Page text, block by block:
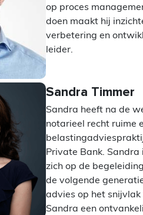
op proces
doen maakt hij
verbetering en
leider.
Sandra Timmer
Sandra heeft na de
notarieel recht ruime
Private Bank.
zich op de
de volgende
advies op het
Sandra een